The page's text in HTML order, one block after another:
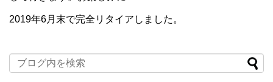
2019年6月末で完全リタイアしました。